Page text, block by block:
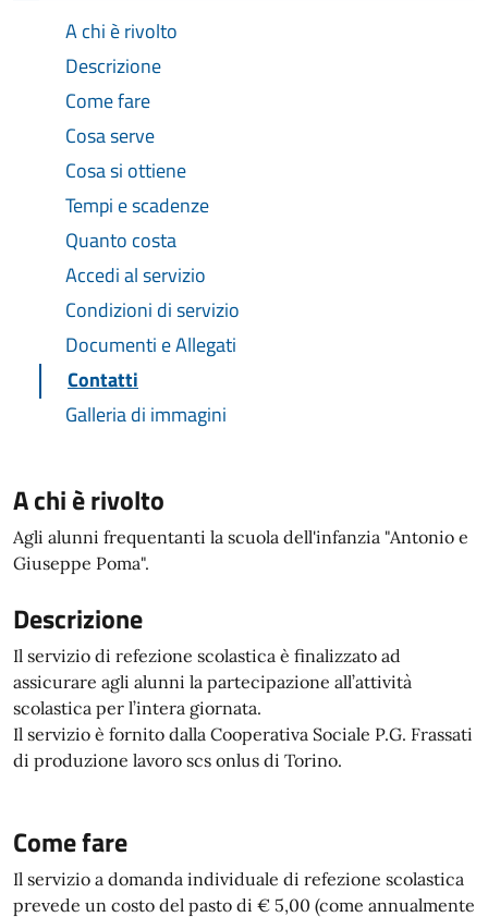
A chi è rivolto
Descrizione
Come fare
Cosa serve
Cosa si ottiene
Tempi e scadenze
Quanto costa
Accedi al servizio
Condizioni di servizio
Documenti e Allegati
Contatti
Galleria di immagini
A chi è rivolto
Agli alunni frequentanti la scuola dell'infanzia "Antonio e
Giuseppe Poma".
Descrizione
Il servizio di refezione scolastica è finalizzato ad
assicurare agli alunni la partecipazione all’attività
scolastica per l’intera giornata.
Il servizio è fornito dalla Cooperativa Sociale P.G. Frassati
di produzione lavoro scs onlus di Torino.
Come fare
Il servizio a domanda individuale di refezione scolastica
prevede un costo del pasto di € 5,00 (come annualmente